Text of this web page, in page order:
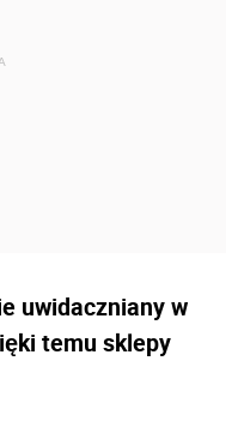
uwidaczniany w
temu sklepy